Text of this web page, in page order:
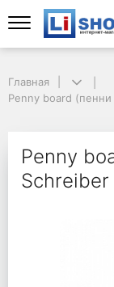
Главная
Penny board
Penny